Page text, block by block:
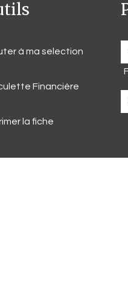
à ma selection
Financière
la fiche